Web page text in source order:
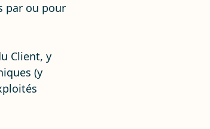
par ou pour
Client, y
(y